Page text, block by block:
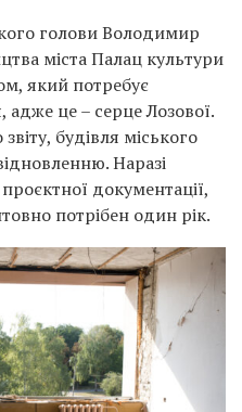
голови Володимир
міста Палац культури
який потребує
адже це – серце Лозової.
звіту, будівля міського
Наразі
документації,
потрібен один рік.